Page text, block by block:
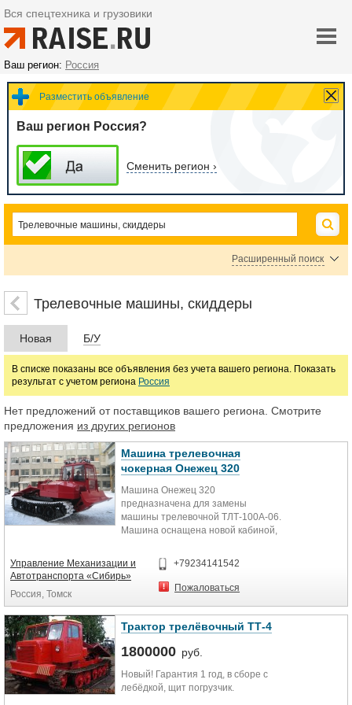
Вся спецтехника и грузовики
Ваш регион: Россия
Разместить объявление
Ваш регион Россия?
Сменить регион ›
Расширенный поиск
Цена
руб.
Марка
Трелевочные машины, скиддеры
Новая Б/У
В списке показаны все объявления без учета вашего региона. Показать
результат с учетом региона Россия
Нет предложений от поставщиков вашего региона. Смотрите
предложения из других регионов
Машина трелевочная
чокерная Онежец 320
Машина Онежец 320
предназначена для замены
машины трелевочной ТЛТ-100А-06.
Машина оснащена новой кабиной,
системой повышенной
проходимости с широкой
гусеницей и планетарными
поверхности ведущими колесами
Изменения ходовой системы
Управление Механизации и
Автотранспорта «Сибирь»
Россия, Томск
+79234141542
Пожаловаться
Трактор трелёвочный ТТ-4
1800000 руб.
Новый! Гарантия 1 год, в сборе с
лебёдкой, щит погрузчик.